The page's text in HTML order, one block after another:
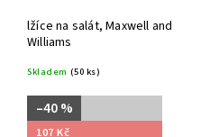
lžíce na salát, Maxwell and
Williams
Skladem (50 ks)
–40 %
107 Kč